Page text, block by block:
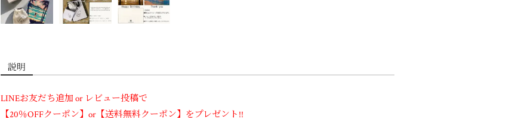
説明
LINEお友だち追加 or レビュー投稿で
【20％OFFクーポン】or【送料無料クーポン】をプレゼント!!